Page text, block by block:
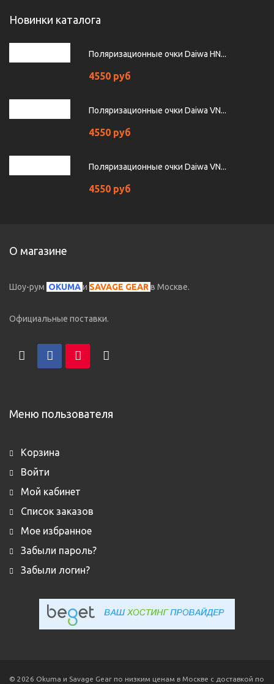
Новинки каталога
Поляризационные очки Daiwa HN...
4550 руб
Поляризационные очки Daiwa VN...
4550 руб
Поляризационные очки Daiwa VN...
4550 руб
О магазине
Шоу-рум OKUMAи SAVAGE GEARв Москве.
Официальные поставки.
Меню пользователя
Корзина
Войти
Мой кабинет
Список заказов
Мое избранное
Забыли пароль?
Забыли логин?
© 2026 Okuma и Savage Gear по низким ценам в Москве с доставкой по